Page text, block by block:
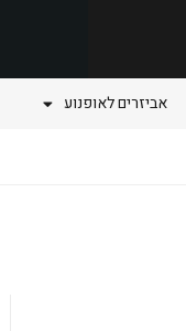
אביזרים לאופנוע